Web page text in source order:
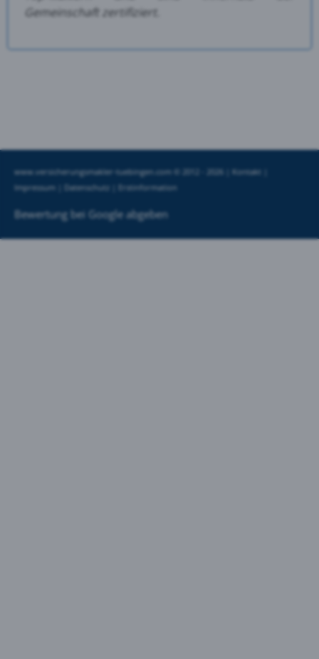
Gemeinschaft zertifiziert.
www.versicherungsmakler-tuebingen.com © 2012 - 2026 | Kontakt
Impressum
Datenschutz Erstinformation
Bewertung bei Google abgeben